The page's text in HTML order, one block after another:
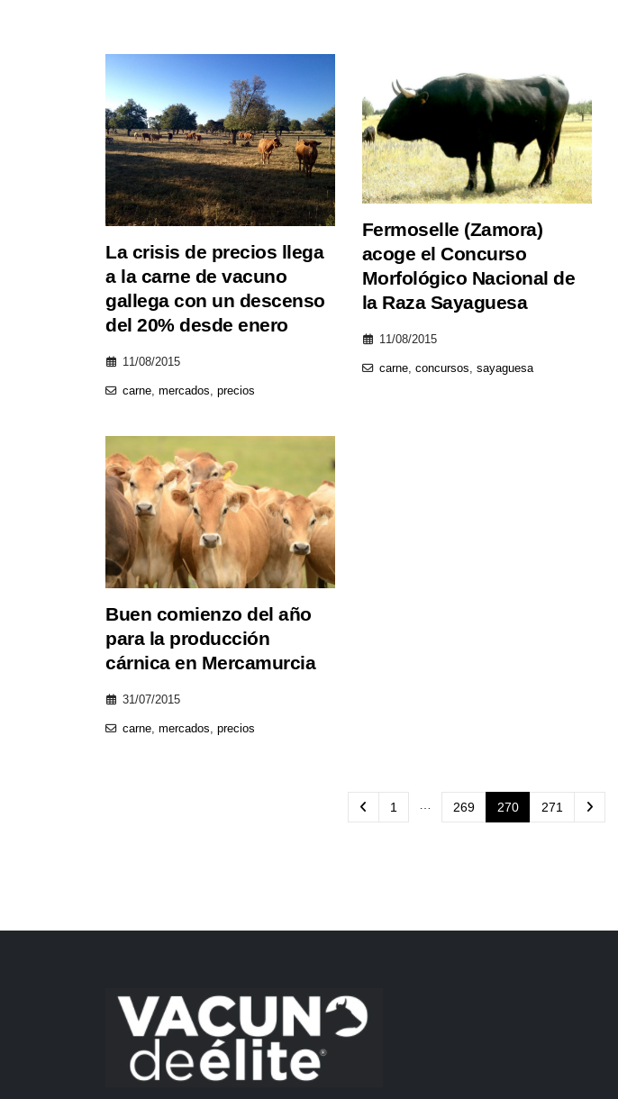
La crisis de precios llega
a la carne de vacuno
gallega con un descenso
del 20% desde enero
11/08/2015
carne, mercados, precios
Fermoselle (Zamora)
acoge el Concurso
Morfológico Nacional de
la Raza Sayaguesa
11/08/2015
carne, concursos, sayaguesa
Buen comienzo del año
para la producción
cárnica en Mercamurcia
31/07/2015
carne, mercados, precios
1 … 269 270 271